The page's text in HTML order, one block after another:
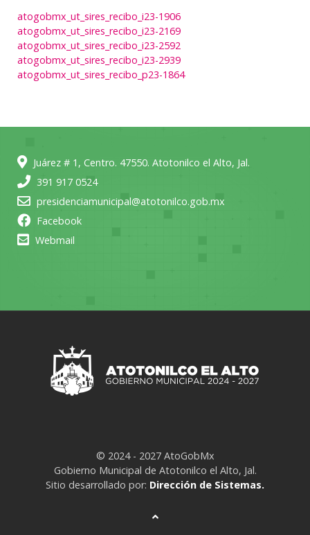
atogobmx_ut_sires_recibo_i23-1906
atogobmx_ut_sires_recibo_i23-2169
atogobmx_ut_sires_recibo_i23-2592
atogobmx_ut_sires_recibo_i23-2939
atogobmx_ut_sires_recibo_p23-1864
Juárez # 1, Centro. 47550. Atotonilco el Alto, Jal.
391 917 0524
presidenciamunicipal@atotonilco.gob.mx
Facebook
Webmail
© 2024 - 2027 AtoGobMx
Gobierno Municipal de Atotonilco el Alto, Jal.
Sitio desarrollado por: Dirección de Sistemas.